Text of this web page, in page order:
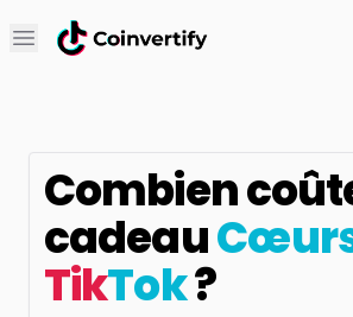
Open main menu
Combien
cadeau
TikTok?